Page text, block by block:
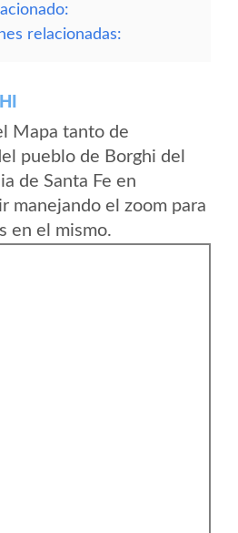
relacionadas:
Mapa tanto de
pueblo de Borghi del
de Santa Fe en
manejando el zoom para
en el mismo.